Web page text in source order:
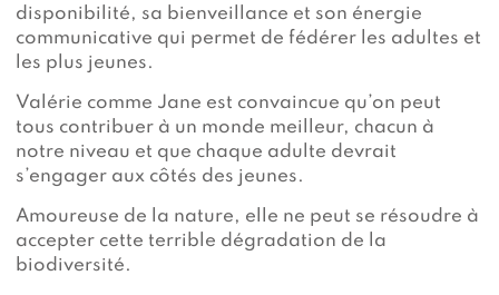
disponibilité, sa bienveillance et son énergie
communicative qui permet de fédérer les adultes et
les plus jeunes.
Valérie comme Jane est convaincue qu’on peut
tous contribuer à un monde meilleur, chacun à
notre niveau et que chaque adulte devrait
s’engager aux côtés des jeunes.
Amoureuse de la nature, elle ne peut se résoudre à
accepter cette terrible dégradation de la
biodiversité.